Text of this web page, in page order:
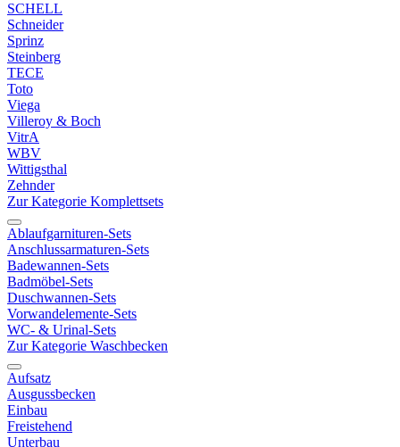
SCHELL
Schneider
Sprinz
Steinberg
TECE
Toto
Viega
Villeroy & Boch
VitrA
WBV
Wittigsthal
Zehnder
Zur Kategorie Komplettsets
Ablaufgarnituren-Sets
Anschlussarmaturen-Sets
Badewannen-Sets
Badmöbel-Sets
Duschwannen-Sets
Vorwandelemente-Sets
WC- & Urinal-Sets
Zur Kategorie Waschbecken
Aufsatz
Ausgussbecken
Einbau
Freistehend
Unterbau